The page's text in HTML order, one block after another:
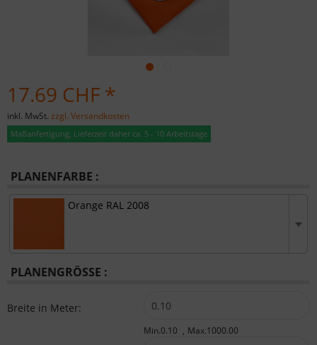
17.69 CHF *
inkl. MwSt. zzgl. Versandkosten
Maßanfertigung, Lieferzeit daher ca. 5 - 10 Arbeitstage
PLANENFARBE :
Orange RAL 2008
PLANENGRÖSSE :
Breite in Meter:
Min.0.10 Max.1000.00